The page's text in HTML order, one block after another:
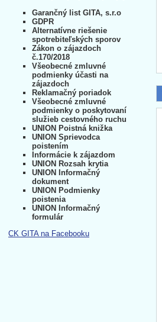
Garančný list GITA, s.r.o
GDPR
Alternatívne riešenie
spotrebiteľských sporov
Zákon o zájazdoch
č.170/2018
Všeobecné zmluvné
podmienky účasti na
zájazdoch
Reklamačný poriadok
Všeobecné zmluvné
podmienky o poskytovaní
služieb cestovného ruchu
UNION Poistná knižka
UNION Sprievodca
poistením
Informácie k zájazdom
UNION Rozsah krytia
UNION Informačný
dokument
UNION Podmienky
poistenia
UNION Informačný
formulár
CK GITA na Facebooku